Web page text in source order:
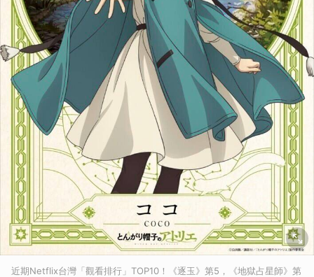
近期Netflix台灣「觀看排行」TOP10！《逐玉》第5，《地獄占星師》第
取消